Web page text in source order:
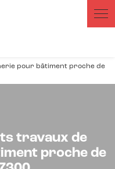
pour bâtiment proche de
travaux de
proche de